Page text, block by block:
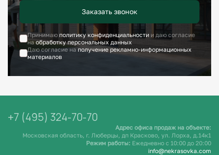
Заказать звонок
Принимаю политику конфиденциальностии даю согласие
наобработку персональных данных
Даю согласие на получение рекламно-информационных
материалов
+7 (495) 324-70-70
Адрес офиса продаж на объекте:
Московская область, г. Люберцы, дп Красково, ул. Лорха, д.14к1
Режим работы: Ежедневно c 10:00 до 20:00
info@nekrasovka.com